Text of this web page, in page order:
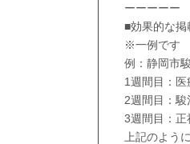
ーーーーー
■効果的な掲
※一例です
例：静岡市
1週間目：
2週間目：
3週間目：正
上記のよう